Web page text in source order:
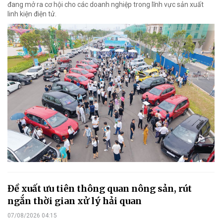
đang mở ra cơ hội cho các doanh nghiệp trong lĩnh vực sản xuất
linh kiện điện tử.
Đề xuất ưu tiên thông quan nông sản, rút
ngắn thời gian xử lý hải quan
07/08/2026 04:15